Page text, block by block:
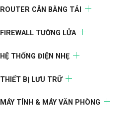
ROUTER CÂN BẰNG TẢI
FIREWALL TƯỜNG LỬA
HỆ THỐNG ĐIỆN NHẸ
THIẾT BỊ LƯU TRỮ
MÁY TÍNH & MÁY VĂN PHÒNG